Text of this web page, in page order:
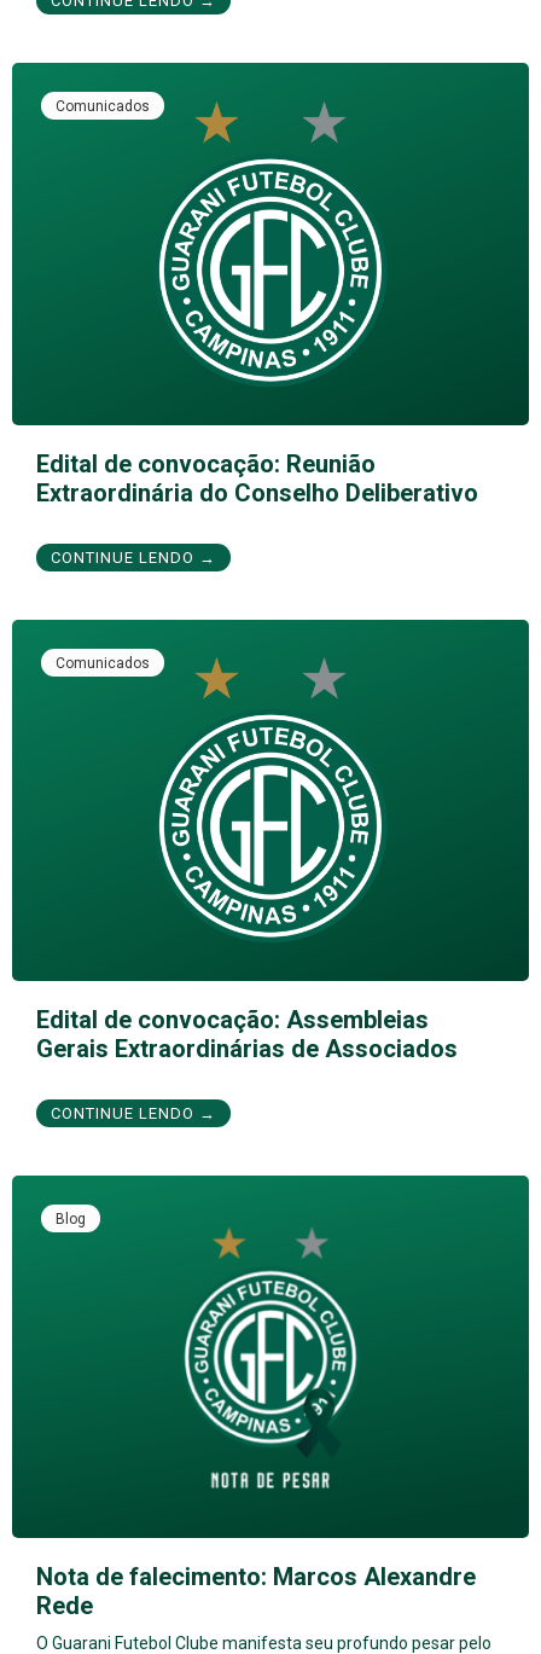
Comunicados
Edital de convocação: Reunião
Extraordinária do Conselho Deliberativo
CONTINUE LENDO →
Comunicados
Edital de convocação: Assembleias
Gerais Extraordinárias de Associados
CONTINUE LENDO →
Blog
Nota de falecimento: Marcos Alexandre
Rede
O Guarani Futebol Clube manifesta seu profundo pesar pelo